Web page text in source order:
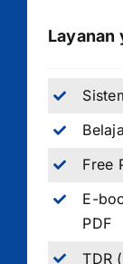
Layanan
Free
E-
PDF
TDR